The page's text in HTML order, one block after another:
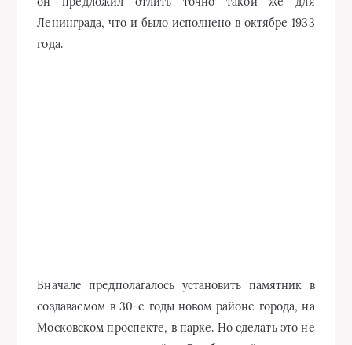
вскоре рядом с линией фронта.. Узнав об этом,
курсанты стрелково-пулеметных курсов
фронта. На временном постаменте памятник В. И.
Чапаеву оставался до 1965 года. М. Г. Манизер и
архитектор Н. Ф. Бровкин разработали проект